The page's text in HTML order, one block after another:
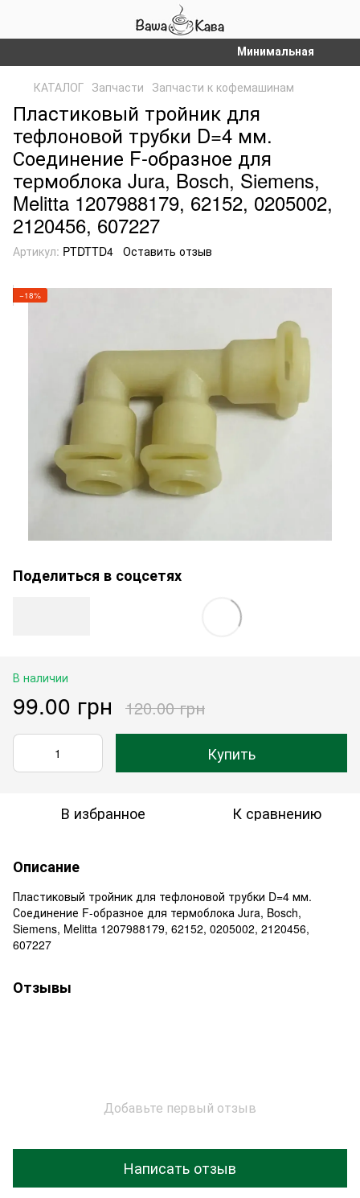
Минимальная сумма
КАТАЛОГ Запчасти Запчасти к кофемашинам
Пластиковый тройник для
тефлоновой трубки D=4 мм.
Соединение F-образное для
термоблока Jura, Bosch, Siemens,
Melitta 1207988179, 62152, 0205002,
2120456, 607227
Артикул: PTDTTD4 Оставить отзыв
−18%
Поделиться в соцсетях
В наличии
99.00 грн 120.00 грн
Купить
В избранное К сравнению
Описание
Пластиковый тройник для тефлоновой трубки D=4 мм.
Соединение F-образное для термоблока Jura, Bosch,
Siemens, Melitta 1207988179, 62152, 0205002, 2120456,
607227
Отзывы
Добавьте первый отзыв
Написать отзыв